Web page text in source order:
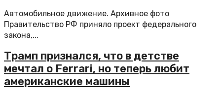
Автомобильное движение. Архивное фото
Правительство РФ приняло проект федерального
закона,...
Трамп признался, что в детстве
мечтал о Ferrari, но теперь любит
американские машины